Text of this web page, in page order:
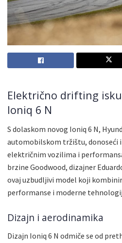
Električno drifting
Ioniq 6 N
S dolaskom novog Ioniq 6 N,
automobilskom tržištu, donoseći
električnim vozilima i
brzine Goodwood, dizajner
ovaj uzbudljivi model koji
performanse i moderne
Dizajn i aerodinamika
Dizajn Ioniq 6 N odmiče se od